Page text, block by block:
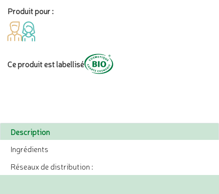
Produit pour :
Ce produit est labellisé
Description
Ingrédients
Réseaux de distribution :